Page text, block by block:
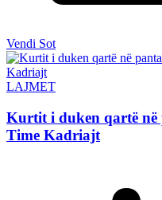
Vendi Sot
LAJMET
Kurtit i duken qartë në
Time Kadriajt